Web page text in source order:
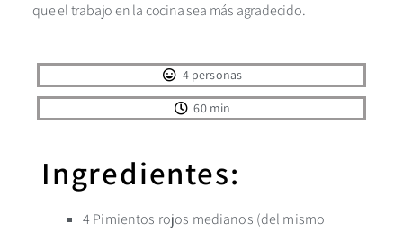
que el trabajo en la cocina sea más agradecido.
4 personas
60 min
Ingredientes:
4 Pimientos rojos medianos (del mismo